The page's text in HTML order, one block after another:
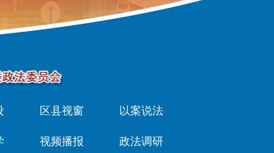
区县视窗 以案说法
视频播报 政法调研